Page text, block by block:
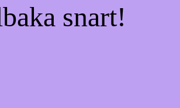
snart!